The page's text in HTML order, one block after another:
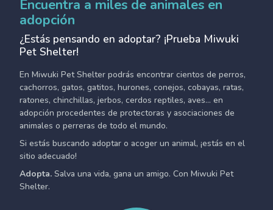
Encuentra a miles de animales en
adopción
¿Estás pensando en adoptar? ¡Prueba Miwuki
Pet Shelter!
En Miwuki Pet Shelter podrás encontrar cientos de perros,
cachorros, gatos, gatitos, hurones, conejos, cobayas, ratas,
ratones, chinchillas, jerbos, cerdos reptiles, aves... en
adopción procedentes de protectoras y asociaciones de
animales o perreras de todo el mundo.
Si estás buscando adoptar o acoger un animal, ¡estás en el
sitio adecuado!
Adopta. Salva una vida, gana un amigo. Con Miwuki Pet
Shelter.